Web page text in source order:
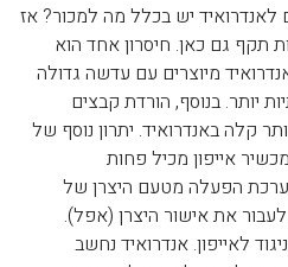
יש בכלל מה למכור? אז
תקף גם כאן. חיסרון אחד הוא
מיוצרים עם עדשה גדולה
יותר. בנוסף, הורדת קבצים
קלה באנדרואיד. יתרון נוסף של
אייפון מכיל פחות
הפעלה מטעם היצרן של
את אישור היצרן (אפל).
לאייפון. אנדרואיד נחשב